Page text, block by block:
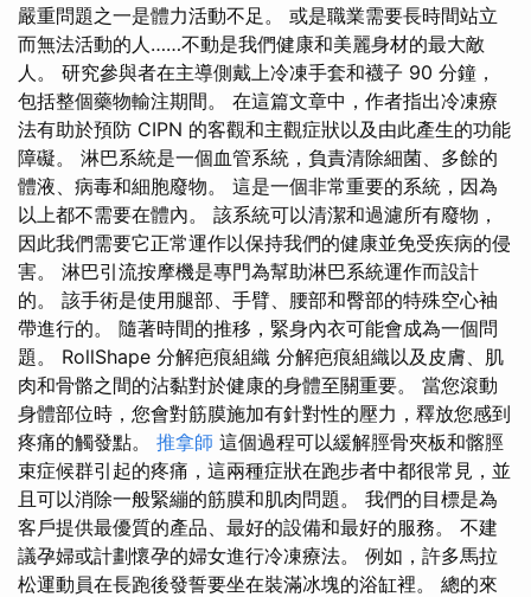
嚴重問題之一是體力活動不足。 或是職業需要長時間站立
而無法活動的人……不動是我們健康和美麗身材的最大敵
人。 研究參與者在主導側戴上冷凍手套和襪子 90 分鐘，
包括整個藥物輸注期間。 在這篇文章中，作者指出冷凍療
法有助於預防 CIPN 的客觀和主觀症狀以及由此產生的功能
障礙。 淋巴系統是一個血管系統，負責清除細菌、多餘的
體液、病毒和細胞廢物。 這是一個非常重要的系統，因為
以上都不需要在體內。 該系統可以清潔和過濾所有廢物，
因此我們需要它正常運作以保持我們的健康並免受疾病的侵
害。 淋巴引流按摩機是專門為幫助淋巴系統運作而設計
的。 該手術是使用腿部、手臂、腰部和臀部的特殊空心袖
帶進行的。 隨著時間的推移，緊身內衣可能會成為一個問
題。 RollShape 分解疤痕組織 分解疤痕組織以及皮膚、肌
肉和骨骼之間的沾黏對於健康的身體至關重要。 當您滾動
身體部位時，您會對筋膜施加有針對性的壓力，釋放您感到
疼痛的觸發點。 推拿師 這個過程可以緩解脛骨夾板和髂脛
束症候群引起的疼痛，這兩種症狀在跑步者中都很常見，並
且可以消除一般緊繃的筋膜和肌肉問題。 我們的目標是為
客戶提供最優質的產品、最好的設備和最好的服務。 不建
議孕婦或計劃懷孕的婦女進行冷凍療法。 例如，許多馬拉
松運動員在長跑後發誓要坐在裝滿冰塊的浴缸裡。 總的來